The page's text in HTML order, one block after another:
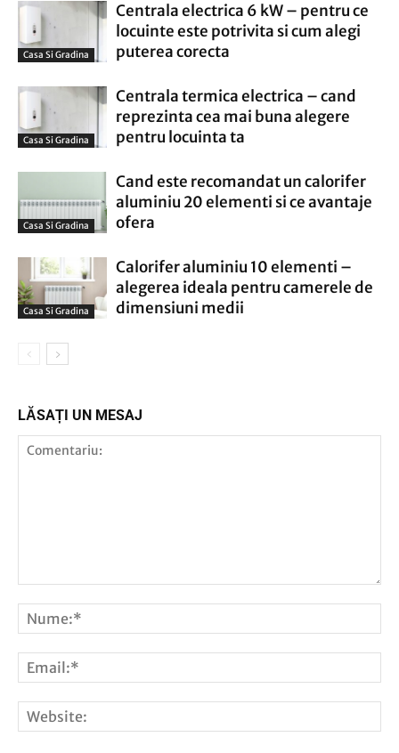
Casa Si Gradina
Centrala electrica 6 kW – pentru ce
locuinte este potrivita si cum alegi
puterea corecta
Casa Si Gradina
Centrala termica electrica – cand
reprezinta cea mai buna alegere
pentru locuinta ta
Casa Si Gradina
Cand este recomandat un calorifer
aluminiu 20 elementi si ce avantaje
ofera
Casa Si Gradina
Calorifer aluminiu 10 elementi –
alegerea ideala pentru camerele de
dimensiuni medii
LĂSAȚI UN MESAJ